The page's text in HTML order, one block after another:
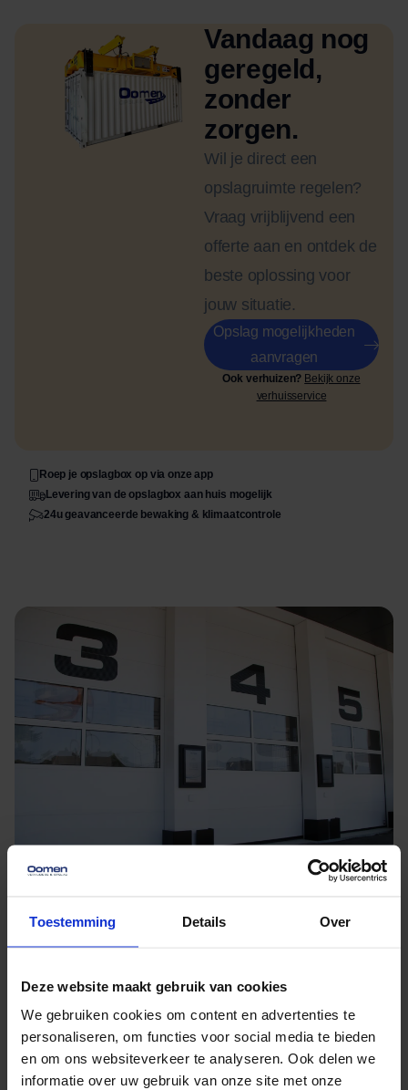
Toestemming Details Over
Deze website maakt gebruik van cookies
We gebruiken cookies om content en advertenties te
personaliseren, om functies voor social media te bieden
en om ons websiteverkeer te analyseren. Ook delen we
informatie over uw gebruik van onze site met onze
Vandaag nog
geregeld,
zonder
zorgen.
Wil je direct een
opslagruimte regelen?
Vraag vrijblijvend een
offerte aan en ontdek de
beste oplossing voor
jouw situatie.
Opslag mogelijkheden
aanvragen
Ook verhuizen? Bekijk onze
verhuisservice
Roep je opslagbox op via onze app
Levering van de opslagbox aan huis mogelijk
24u geavanceerde bewaking & klimaatcontrole
Altijd veilig, schoon en
professioneel geregeld
opslaghallen zijngeconditioneerd,BORG klasse 3
beveiligdenISO 27001 gecertificeerd. Je spullen